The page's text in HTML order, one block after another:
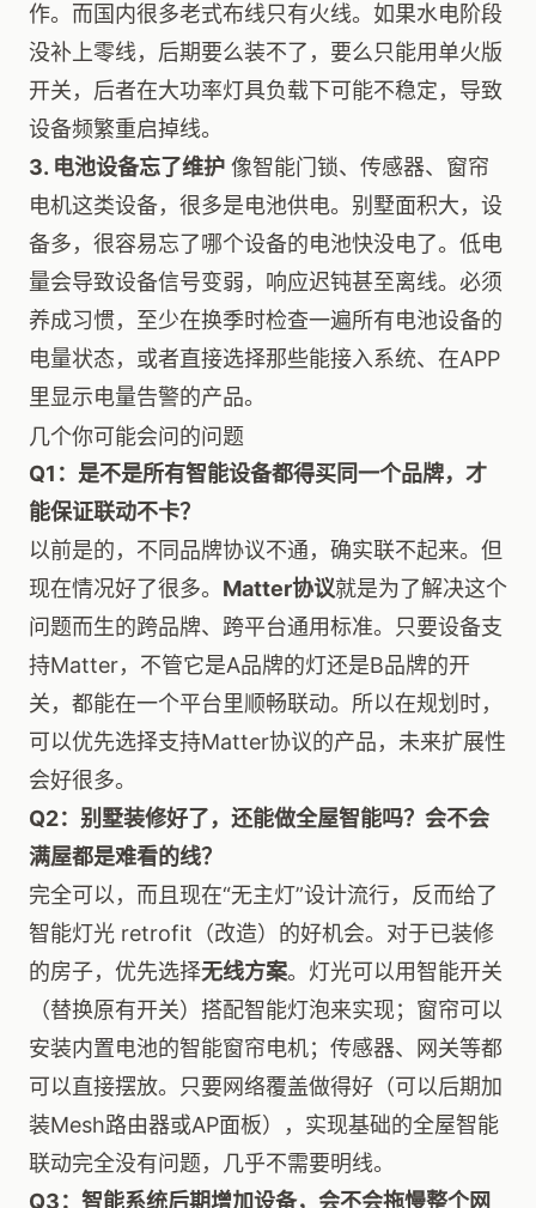
作。而国内很多老式布线只有火线。如果水电阶段
没补上零线，后期要么装不了，要么只能用单火版
开关，后者在大功率灯具负载下可能不稳定，导致
设备频繁重启掉线。
3. 电池设备忘了维护 像智能门锁、传感器、窗帘
电机这类设备，很多是电池供电。别墅面积大，设
备多，很容易忘了哪个设备的电池快没电了。低电
量会导致设备信号变弱，响应迟钝甚至离线。必须
养成习惯，至少在换季时检查一遍所有电池设备的
电量状态，或者直接选择那些能接入系统、在APP
里显示电量告警的产品。
几个你可能会问的问题
Q1：是不是所有智能设备都得买同一个品牌，才
能保证联动不卡？
以前是的，不同品牌协议不通，确实联不起来。但
现在情况好了很多。 Matter协议就是为了解决这个
问题而生的跨品牌、跨平台通用标准。只要设备支
持Matter，不管它是A品牌的灯还是B品牌的开
关，都能在一个平台里顺畅联动。所以在规划时，
可以优先选择支持Matter协议的产品，未来扩展性
会好很多。
Q2：别墅装修好了，还能做全屋智能吗？会不会
满屋都是难看的线？
完全可以，而且现在“无主灯”设计流行，反而给了
智能灯光 retrofit（改造）的好机会。对于已装修
的房子，优先选择无线方案。灯光可以用智能开关
（替换原有开关）搭配智能灯泡来实现；窗帘可以
安装内置电池的智能窗帘电机；传感器、网关等都
可以直接摆放。只要网络覆盖做得好（可以后期加
装Mesh路由器或AP面板），实现基础的全屋智能
联动完全没有问题，几乎不需要明线。
Q3：智能系统后期增加设备，会不会拖慢整个网